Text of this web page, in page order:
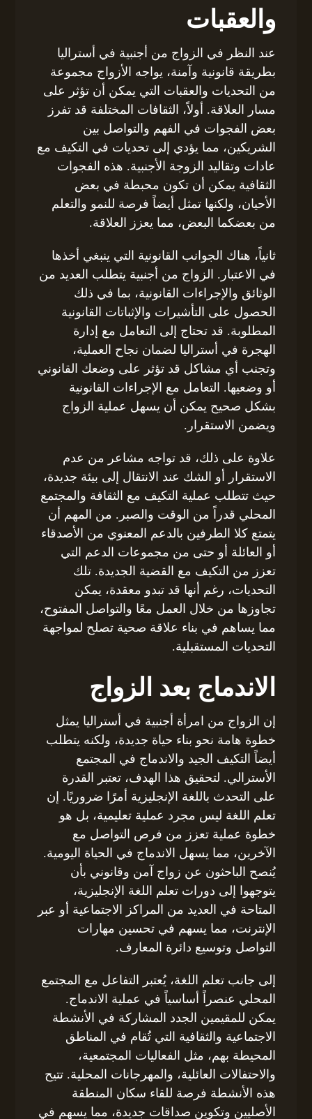
والعقبات
عند النظر في الزواج من أجنبية في أستراليا
بطريقة قانونية وآمنة، يواجه الأزواج مجموعة
من التحديات والعقبات التي يمكن أن تؤثر على
مسار العلاقة. أولاً، الثقافات المختلفة قد تفرز
بعض الفجوات في الفهم والتواصل بين
الشريكين، مما يؤدي إلى تحديات في التكيف مع
عادات وتقاليد الزوجة الأجنبية. هذه الفجوات
الثقافية يمكن أن تكون محبطة في بعض
الأحيان، ولكنها تمثل أيضاً فرصة للنمو والتعلم
من بعضكما البعض، مما يعزز العلاقة.
ثانياً، هناك الجوانب القانونية التي ينبغي أخذها
في الاعتبار. الزواج من أجنبية يتطلب العديد من
الوثائق والإجراءات القانونية، بما في ذلك
الحصول على التأشيرات والإثباتات القانونية
المطلوبة. قد تحتاج إلى التعامل مع إدارة
الهجرة في أستراليا لضمان نجاح العملية،
وتجنب أي مشاكل قد تؤثر على وضعك القانوني
أو وضعيها. التعامل مع الإجراءات القانونية
بشكل صحيح يمكن أن يسهل عملية الزواج
ويضمن الاستقرار.
علاوة على ذلك، قد تواجه مشاعر من عدم
الاستقرار أو الشك عند الانتقال إلى بيئة جديدة،
حيث تتطلب عملية التكيف مع الثقافة والمجتمع
المحلي قدراً من الوقت والصبر. من المهم أن
يتمتع كلا الطرفين بالدعم المعنوي من الأصدقاء
أو العائلة أو حتى من مجموعات الدعم التي
تعزز من التكيف مع القضية الجديدة. تلك
التحديات، رغم أنها قد تبدو معقدة، يمكن
تجاوزها من خلال العمل معًا والتواصل المفتوح،
مما يساهم في بناء علاقة صحية تصلح لمواجهة
التحديات المستقبلية.
الاندماج بعد الزواج
إن الزواج من امرأة أجنبية في أستراليا يمثل
خطوة هامة نحو بناء حياة جديدة، ولكنه يتطلب
أيضاً التكيف الجيد والاندماج في المجتمع
الأسترالي. لتحقيق هذا الهدف، تعتبر القدرة
على التحدث باللغة الإنجليزية أمرًا ضروريًا. إن
تعلم اللغة ليس مجرد عملية تعليمية، بل هو
خطوة عملية تعزز من فرص التواصل مع
الآخرين، مما يسهل الاندماج في الحياة اليومية.
يُنصح الباحثون عن زواج آمن وقانوني بأن
يتوجهوا إلى دورات تعلم اللغة الإنجليزية،
المتاحة في العديد من المراكز الاجتماعية أو عبر
الإنترنت، مما يسهم في تحسين مهارات
التواصل وتوسيع دائرة المعارف.
إلى جانب تعلم اللغة، يُعتبر التفاعل مع المجتمع
المحلي عنصراً أساسياً في عملية الاندماج.
يمكن للمقيمين الجدد المشاركة في الأنشطة
الاجتماعية والثقافية التي تُقام في المناطق
المحيطة بهم، مثل الفعاليات المجتمعية،
والاحتفالات العائلية، والمهرجانات المحلية. تتيح
هذه الأنشطة فرصة للقاء سكان المنطقة
الأصليين وتكوين صداقات جديدة، مما يسهم في